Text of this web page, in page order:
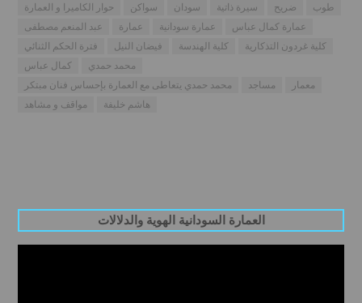
حوار الكاميرا و العمارة
سواكن سودان سيرة ذاتية ضريح
طوب
عبد المنعم مصطفى
عمارة عمارة سودانية
عمارة كمال عباس
فترة الحكم الثنائي
فيضان النيل كلية الهندسة
كلية غردون التذكارية
كمال عباس
محمد حمدي
محمد حمدي يتعاطى مع العمارة بإحساس فنان مبتكر
مساجد
معمار
مواقف و مشاهد
هاشم خليفة
العمارة السودانية الهوية والدلالات